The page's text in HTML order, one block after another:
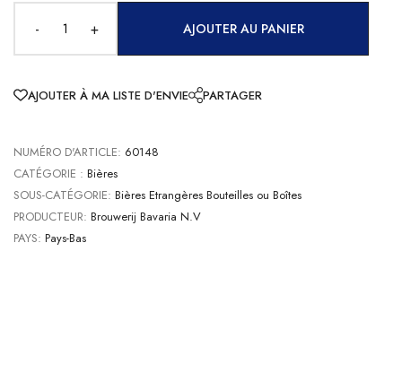
- + AJOUTER AU PANIER
AJOUTER À MA LISTE D'ENVIE PARTAGER
NUMÉRO D'ARTICLE: 60148
CATÉGORIE : Bières
SOUS-CATÉGORIE: Bières Etrangères Bouteilles ou Boîtes
PRODUCTEUR: Brouwerij Bavaria N.V
PAYS: Pays-Bas